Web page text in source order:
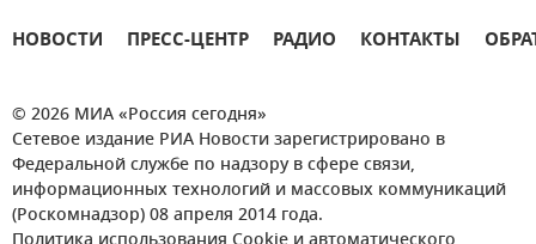
НОВОСТИ ПРЕСС-ЦЕНТР РАДИО КОНТАКТЫ
© 2026 МИА «Россия сегодня»
Сетевое издание РИА Новости зарегистрировано в
Федеральной службе по надзору в сфере связи,
информационных технологий и массовых коммуникаций
(Роскомнадзор) 08 апреля 2014 года.